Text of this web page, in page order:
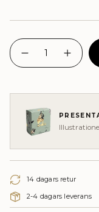
{"in_cart_html"=>"
<span
class=\"quantity-
</span>
kassan.",
quantity
}}",
I18n
Error:
for
&quot;Minska
quantity
Öka
14 dagars retur
2-4 dagars leverans